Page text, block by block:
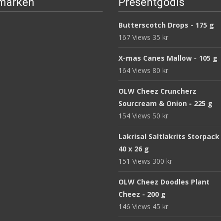
Butterscotch Drops - 175 g
167 Views 35 kr
X-mas Canes Mallow - 105 g
164 Views 80 kr
OLW Cheez Cruncherz
Sourcream & Onion - 225 g
154 Views 50 kr
Lakrisal Saltlakrits Storpack
40 x 26 g
151 Views 300 kr
OLW Cheez Doodles Plant
Cheez - 200 g
146 Views 45 kr